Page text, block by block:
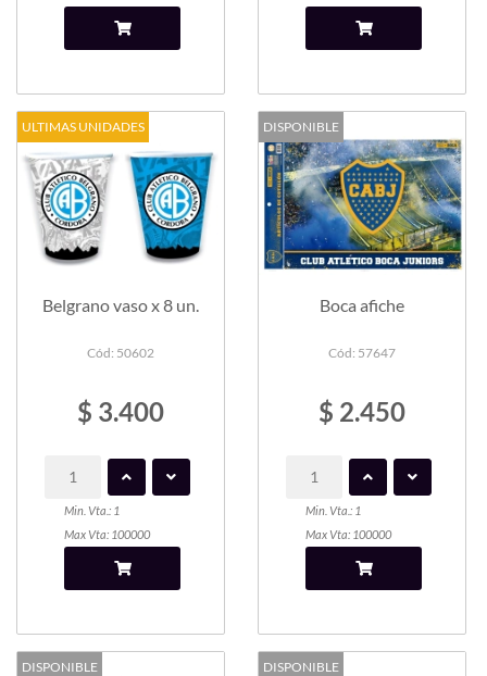
ULTIMAS UNIDADES
Belgrano vaso x 8 un.
Cód: 50602
$ 3.400
Min. Vta.: 1
Max Vta: 100000
DISPONIBLE
Boca afiche
Cód: 57647
$ 2.450
Min. Vta.: 1
Max Vta: 100000
DISPONIBLE DISPONIBLE